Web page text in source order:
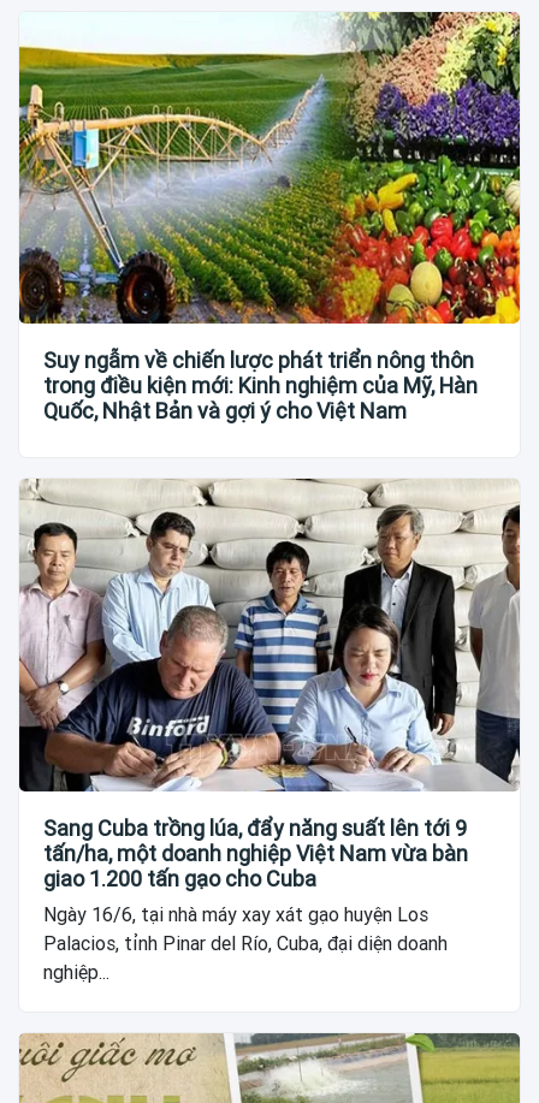
Suy ngẫm về chiến lược phát triển nông thôn
trong điều kiện mới: Kinh nghiệm của Mỹ, Hàn
Quốc, Nhật Bản và gợi ý cho Việt Nam
Sang Cuba trồng lúa, đẩy năng suất lên tới 9
tấn/ha, một doanh nghiệp Việt Nam vừa bàn
giao 1.200 tấn gạo cho Cuba
Ngày 16/6, tại nhà máy xay xát gạo huyện Los
Palacios, tỉnh Pinar del Río, Cuba, đại diện doanh
nghiệp...